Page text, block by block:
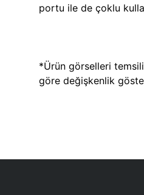
portu ile de çoklu
*Ürün görselleri
göre değişkenlik